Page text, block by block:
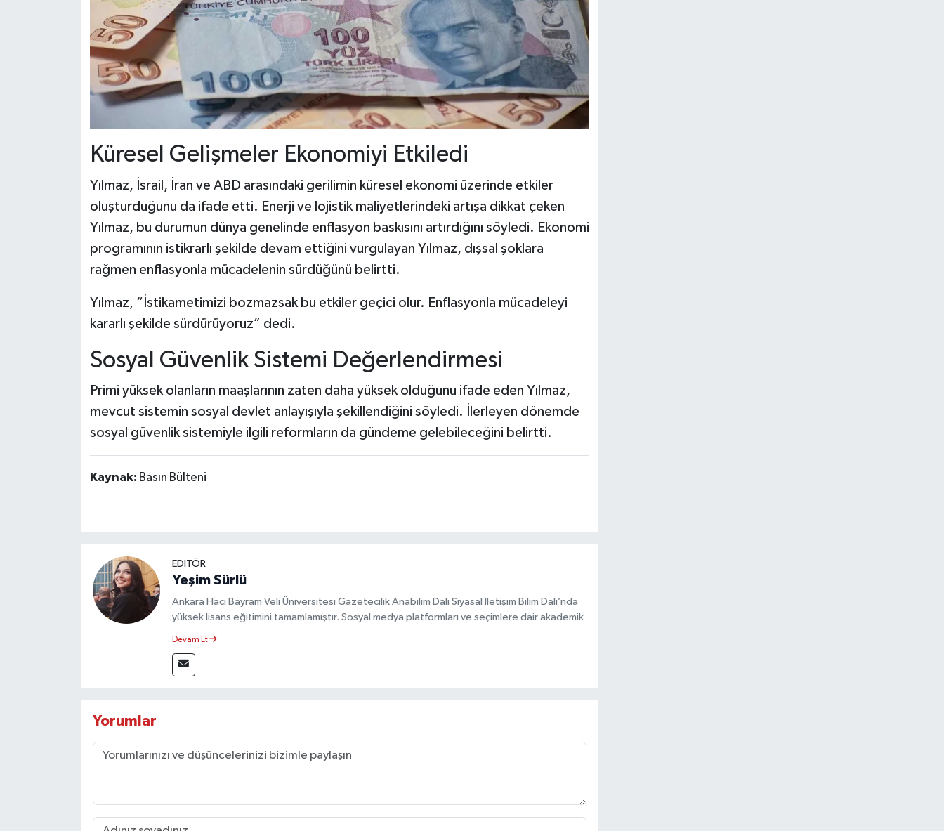
Küresel Gelişmeler Ekonomiyi Etkiledi
Yılmaz, İsrail, İran ve ABD arasındaki gerilimin küresel ekonomi üzerinde etkiler
oluşturduğunu da ifade etti. Enerji ve lojistik maliyetlerindeki artışa dikkat çeken
Yılmaz, bu durumun dünya genelinde enflasyon baskısını artırdığını söyledi. Ekonomi
programının istikrarlı şekilde devam ettiğini vurgulayan Yılmaz, dışsal şoklara
rağmen enflasyonla mücadelenin sürdüğünü belirtti.
Yılmaz, “İstikametimizi bozmazsak bu etkiler geçici olur. Enflasyonla mücadeleyi
kararlı şekilde sürdürüyoruz” dedi.
Sosyal Güvenlik Sistemi Değerlendirmesi
Primi yüksek olanların maaşlarının zaten daha yüksek olduğunu ifade eden Yılmaz,
mevcut sistemin sosyal devlet anlayışıyla şekillendiğini söyledi. İlerleyen dönemde
sosyal güvenlik sistemiyle ilgili reformların da gündeme gelebileceğini belirtti.
Kaynak: Basın Bülteni
EDİTÖR
Yeşim Sürlü
Ankara Hacı Bayram Veli Üniversitesi Gazetecilik Anabilim Dalı Siyasal İletişim Bilim Dalı’nda
yüksek lisans eğitimini tamamlamıştır. Sosyal medya platformları ve seçimlere dair akademik
çalışmalar gerçekleştirmiştir. Taşköprü Postası internet haber sitesinde internet editörü
Devam Et
Yorumlar